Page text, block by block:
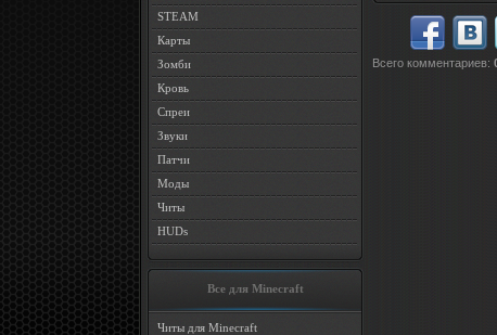
STEAM
Карты
Зомби
Кровь
Спреи
Звуки
Патчи
Моды
Читы
HUDs
Все для Minecraft
Читы для Minecraft
Всего комментариев: